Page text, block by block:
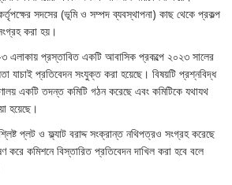
সদসের (ভূমি ও সম্পদ ব্যবস্থাপনা) কাছ থেকে প্রকল্প
করা হয়।
এলাকায় প্রস্তাবিত একটি আবাসিক প্রকল্পে ২০২৩ সালের
যাচাই প্রতিবেদন সংযুক্ত করা হয়েছে। বিষয়টি প্রশ্নবিদ্ধ
একটি তদন্ত কমিটি গঠন করেছে এবং কমিটিকে যথাযথ
হয়েছে।
প্লট ও ফ্ল্যাট বরাদ্দ সংক্রান্ত নথিপত্রও সংগ্রহ করেছে
কমিশনে বিস্তারিত প্রতিবেদন দাখিল করা হবে বলে